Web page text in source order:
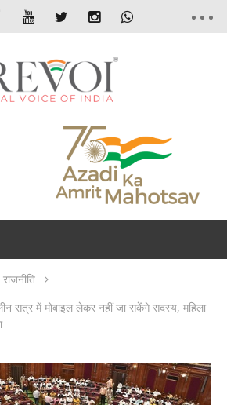
राजनीति
सत्र में मोबाइल लेकर नहीं जा सकेंगे सदस्य, महिला